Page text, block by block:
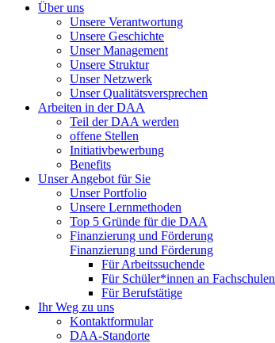
Über uns
Unsere Verantwortung
Unsere Geschichte
Unser Management
Unsere Struktur
Unser Netzwerk
Unser Qualitätsversprechen
Arbeiten in der DAA
Teil der DAA werden
offene Stellen
Initiativbewerbung
Benefits
Unser Angebot für Sie
Unser Portfolio
Unsere Lernmethoden
Top 5 Gründe für die DAA
Finanzierung und Förderung
Finanzierung und Förderung
Für Arbeitssuchende
Für Schüler*innen an Fachschulen
Für Berufstätige
Ihr Weg zu uns
Kontaktformular
DAA-Standorte